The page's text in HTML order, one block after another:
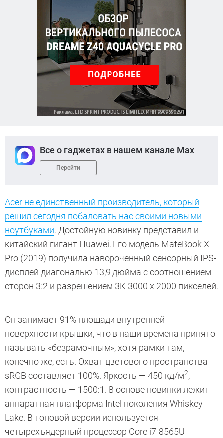
Все о гаджетах в нашем канале Max
Перейти
Acer не единственный производитель, который
решил сегодня побаловать нас своими новыми
ноутбуками. Достойную новинку представил и
китайский гигант Huawei. Его модель MateBook X
Pro (2019) получила навороченный сенсорный IPS-
дисплей диагональю 13,9 дюйма с соотношением
сторон 3:2 и разрешением 3К 3000 х 2000 пикселей.
Он занимает 91% площади внутренней
поверхности крышки, что в наши времена принято
называть «безрамочным», хотя рамки там,
конечно же, есть. Охват цветового пространства
sRGB составляет 100%. Яркость — 450 кд/м2,
контрастность — 1500:1. В основе новинки лежит
аппаратная платформа Intel поколения Whiskey
Lake. В топовой версии используется
четырехъядерный процессор Core i7-8565U